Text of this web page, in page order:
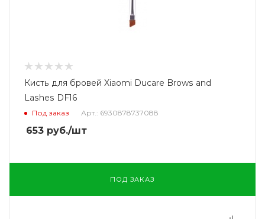
Кисть для бровей Xiaomi Ducare Brows and
Lashes DF16
Под заказ Арт.: 6930878737088
653 руб./шт
ПОД ЗАКАЗ